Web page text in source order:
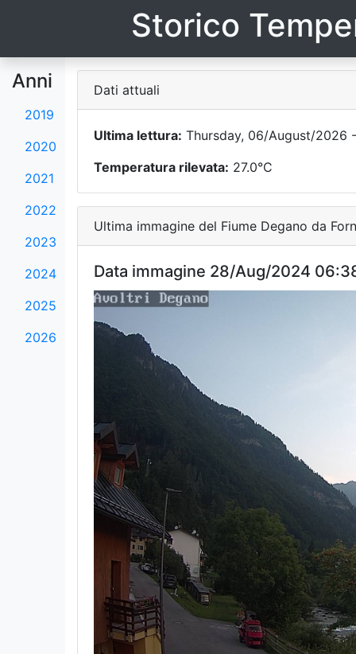
Storico
Anni
2019
2020
2021
2022
2023
2024
2025
2026
Dati attuali
Ultima lettura: Thursday, 06/August/2026
Temperatura rilevata: 27.0°C
Ultima immagine del Fiume Degano da
Data immagine 28/Aug/2024